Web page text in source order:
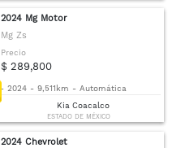
2024 Mg Motor
Mg Zs
Precio
$ 289,800
- 2024 - 9,511km - Automática
Kia Coacalco
ESTADO DE MÉXICO
2024 Chevrolet